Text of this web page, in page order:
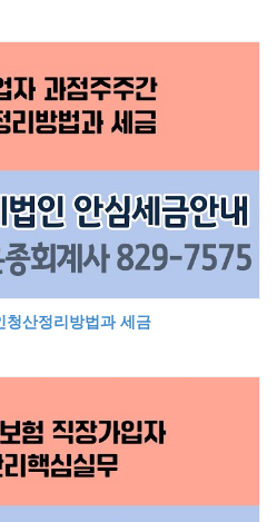
산정리방법과 세금